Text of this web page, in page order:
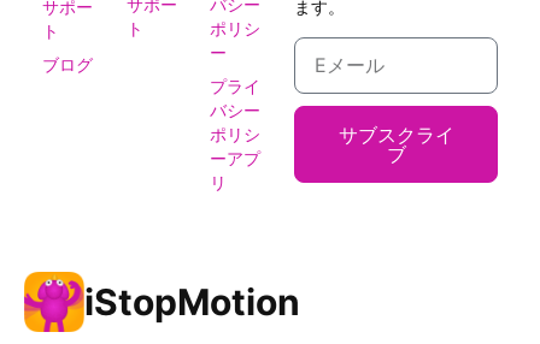
サポー
ト
ブログ
サポー
ト
バシー
ポリシ
ー
プライ
バシー
ポリシ
ーアプ
リ
ます。
サブスクライ
ブ
iStopMotion